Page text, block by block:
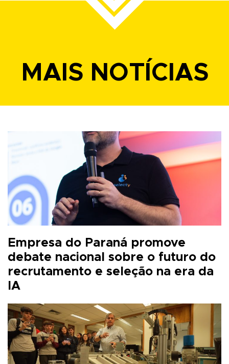
MAIS NOTÍCIAS
Empresa do Paraná promove
debate nacional sobre o futuro do
recrutamento e seleção na era da
IA